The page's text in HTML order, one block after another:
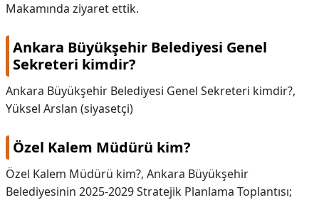
Makamında ziyaret ettik.
Ankara Büyükşehir Belediyesi Genel
Sekreteri kimdir?
Ankara Büyükşehir Belediyesi Genel Sekreteri kimdir?,
Yüksel Arslan (siyasetçi)
Özel Kalem Müdürü kim?
Özel Kalem Müdürü kim?, Ankara Büyükşehir
Belediyesinin 2025-2029 Stratejik Planlama Toplantısı;